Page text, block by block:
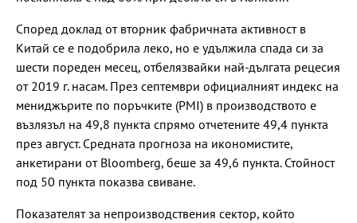
Според доклад от вторник фабричната активност в
Китай се е подобрила леко, но е удължила спада си за
шести пореден месец, отбелязвайки най-дългата рецесия
от 2019 г. насам. През септември официалният индекс на
мениджърите по поръчките (PMI) в производството е
възлязъл на 49,8 пункта спрямо отчетените 49,4 пункта
през август. Средната прогноза на икономистите,
анкетирани от Bloomberg, беше за 49,6 пункта. Стойност
под 50 пункта показва свиване.
Показателят за непроизводствения сектор, който